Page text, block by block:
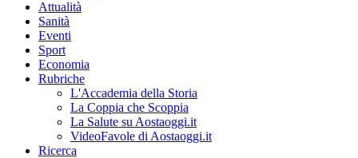
Attualità
Sanità
Eventi
Sport
Economia
Rubriche
L'Accademia della Storia
La Coppia che Scoppia
La Salute su Aostaoggi.it
VideoFavole di Aostaoggi.it
Ricerca